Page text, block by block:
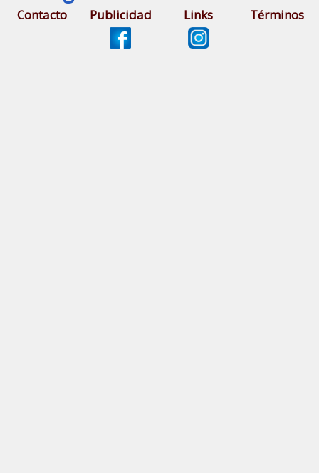
Contacto Publicidad Links Términos